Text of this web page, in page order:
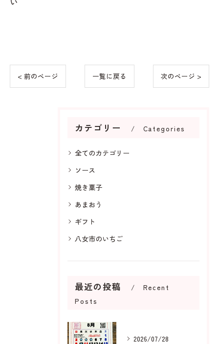
< 前のページ 一覧に戻る 次のページ >
カテゴリー Categories
全てのカテゴリー
ソース
焼き菓子
あまおう
ギフト
八女市のいちご
最近の投稿
Recent
Posts
2026/07/28